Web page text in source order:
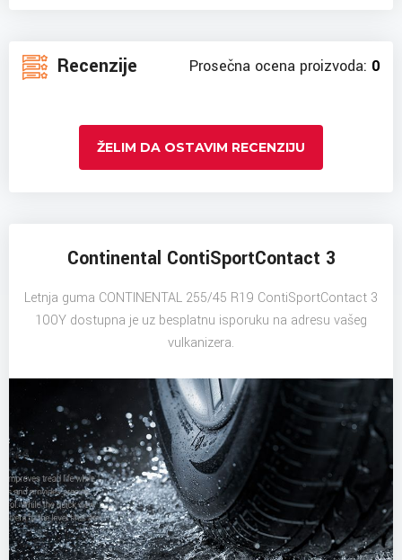
Recenzije Prosečna ocena proizvoda: 0
ŽELIM DA OSTAVIM RECENZIJU
Continental ContiSportContact 3
Letnja guma CONTINENTAL 255/45 R19 ContiSportContact 3
100Y dostupna je uz besplatnu isporuku na adresu vašeg
vulkanizera.